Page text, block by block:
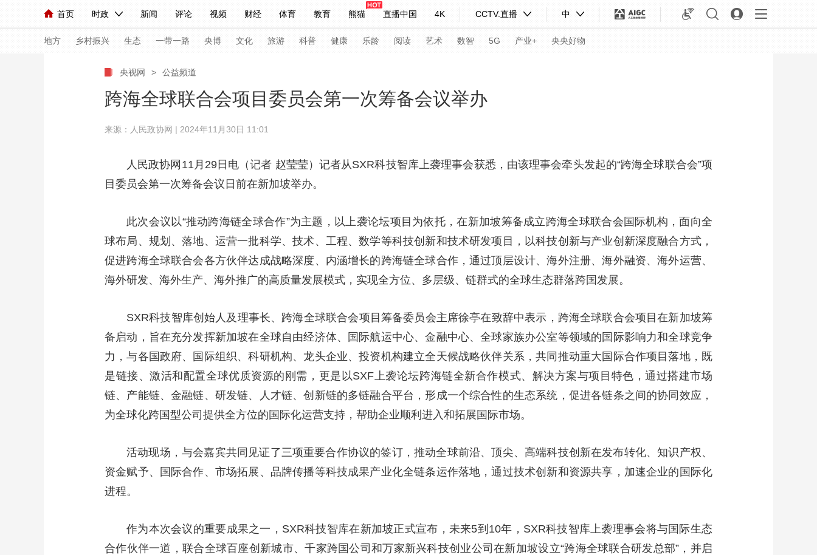
首页 时政 新闻 评论 视频 财经 体育 教育 熊猫 直播中国 4K CCTV.直播 中
人民领袖习近平 联播+ 中国领导人 央视快评 习式妙语 热解读 天天学习
直播 栏目大全 节目单 听音 微视频 主持人 下载央视影音
海外频道 iPanda English Монгол
地方 乡村振兴 生态 一带一路 央博 文化 旅游 科普 健康 乐龄 阅读 艺术 数智 5G 产业+ 央央好物
联播+ 热解读 天天学习 习式妙语 央视快评 央视网评 光华锐评 锋面
小央视频 小央直播 直播中国 熊猫频道 VR/AR
直播 竞猜 2026年世界杯 2026年冬奥会 CBA NBA 中超 国足 国际足球 网球 综合体育 亚冬会
CCTV奥林匹克频道 生活体育大会 体育江湖 文化体育 冰雪道路 足球道路
大国展会 大国保险 云顶对话 云起 超级工厂 智敬中国 全民健康 颜选攻略 海洋 时尚 天气 才艺 网展 央央好物
CCTV.节目官网 直播 节目单 栏目 片库 热播榜 总台企业白名单
央视网 > 公益频道
跨海全球联合会项目委员会第一次筹备会议举办
来源：人民政协网 | 2024年11月30日 11:01
人民政协网11月29日电（记者 赵莹莹）记者从SXR科技智库上袭理事会获悉，由该理事会牵头发起的“跨海全球联合会”项
目委员会第一次筹备会议日前在新加坡举办。
此次会议以“推动跨海链全球合作”为主题，以上袭论坛项目为依托，在新加坡筹备成立跨海全球联合会国际机构，面向全
球布局、规划、落地、运营一批科学、技术、工程、数学等科技创新和技术研发项目，以科技创新与产业创新深度融合方式，
促进跨海全球联合会各方伙伴达成战略深度、内涵增长的跨海链全球合作，通过顶层设计、海外注册、海外融资、海外运营、
海外研发、海外生产、海外推广的高质量发展模式，实现全方位、多层级、链群式的全球生态群落跨国发展。
SXR科技智库创始人及理事长、跨海全球联合会项目筹备委员会主席徐亭在致辞中表示，跨海全球联合会项目在新加坡筹
备启动，旨在充分发挥新加坡在全球自由经济体、国际航运中心、金融中心、全球家族办公室等领域的国际影响力和全球竞争
力，与各国政府、国际组织、科研机构、龙头企业、投资机构建立全天候战略伙伴关系，共同推动重大国际合作项目落地，既
是链接、激活和配置全球优质资源的刚需，更是以SXF上袭论坛跨海链全新合作模式、解决方案与项目特色，通过搭建市场
链、产能链、金融链、研发链、人才链、创新链的多链融合平台，形成一个综合性的生态系统，促进各链条之间的协同效应，
为全球化跨国型公司提供全方位的国际化运营支持，帮助企业顺利进入和拓展国际市场。
活动现场，与会嘉宾共同见证了三项重要合作协议的签订，推动全球前沿、顶尖、高端科技创新在发布转化、知识产权、
资金赋予、国际合作、市场拓展、品牌传播等科技成果产业化全链条运作落地，通过技术创新和资源共享，加速企业的国际化
进程。
作为本次会议的重要成果之一，SXR科技智库在新加坡正式宣布，未来5到10年，SXR科技智库上袭理事会将与国际生态
合作伙伴一道，联合全球百座创新城市、千家跨国公司和万家新兴科技创业公司在新加坡设立“跨海全球联合研发总部”，并启